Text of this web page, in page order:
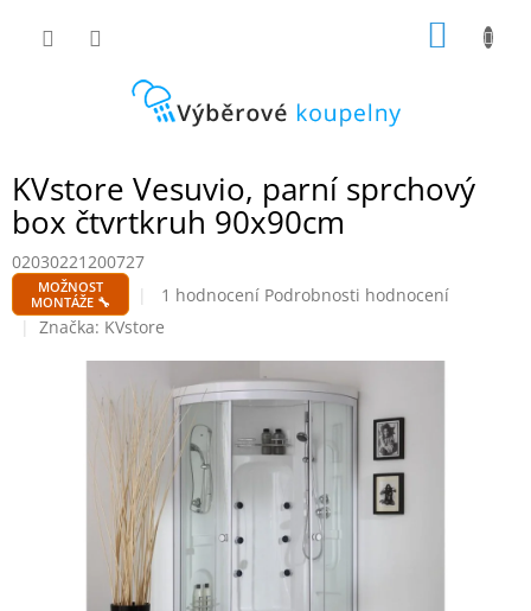
KVstore Vesuvio, parní sprchový
box čtvrtkruh 90x90cm
02030221200727
MOŽNOST
MONTÁŽE 🔧
Průměrné
produktu
je
5,0
5
hvězdiček.
1 hodnocení Podrobnosti hodnocení
Značka: KVstore